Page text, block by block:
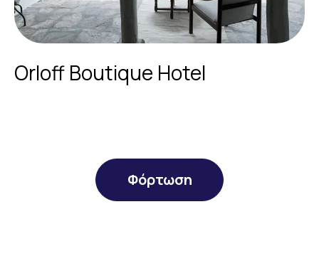
Orloff Boutique Hotel
Φόρτωση